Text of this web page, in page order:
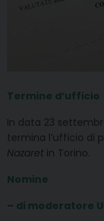
Termine d’ufficio
In data 23
termina l’ufficio di
Nazaret in Torino.
Nomine
– di moderatore